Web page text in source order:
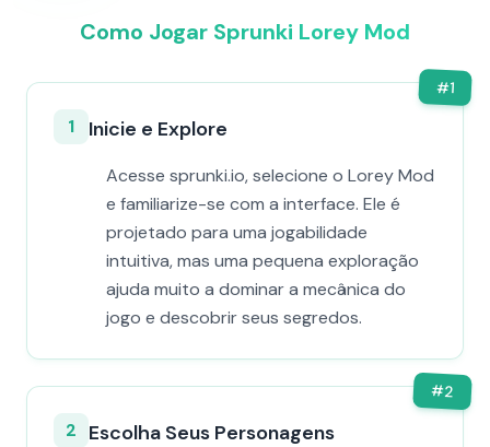
Como Jogar Sprunki Lorey Mod
#1
1 Inicie e Explore
Acesse sprunki.io, selecione o Lorey Mod
e familiarize-se com a interface. Ele é
projetado para uma jogabilidade
intuitiva, mas uma pequena exploração
ajuda muito a dominar a mecânica do
jogo e descobrir seus segredos.
#2
2 Escolha Seus Personagens